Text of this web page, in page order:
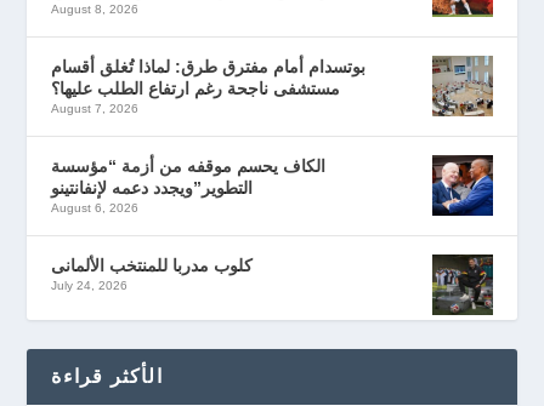
August 8, 2026
بوتسدام أمام مفترق طرق: لماذا تُغلق أقسام
مستشفى ناجحة رغم ارتفاع الطلب عليها؟
August 7, 2026
الكاف يحسم موقفه من أزمة “مؤسسة
التطوير”ويجدد دعمه لإنفانتينو
August 6, 2026
كلوب مدربا للمنتخب الألمانى
July 24, 2026
الأكثر قراءة